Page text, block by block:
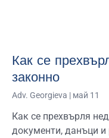
Как се
законно
Adv. Georgieva май 11
Как се прехвърля
документи, данъци и